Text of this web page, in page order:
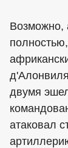
Возможно,
двумя
атаковал